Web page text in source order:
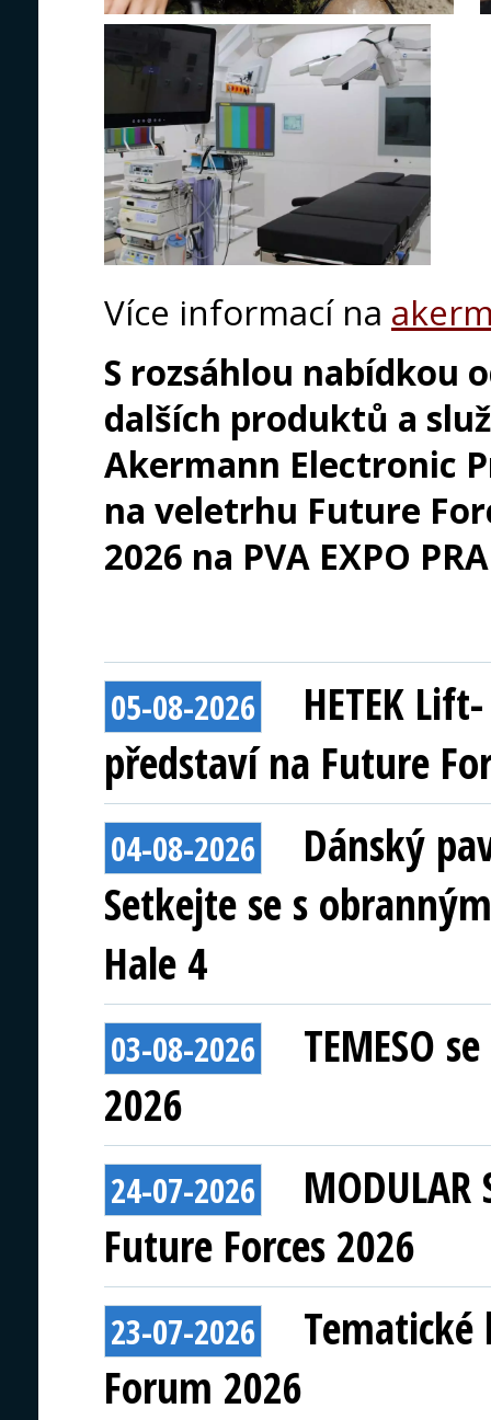
Více informací na
S rozsáhlou nabídkou
dalších produktů a
Akermann Electronic
na veletrhu Future
2026 na PVA EXPO
05-08-2026
HETEK
představí na Future
04-08-2026
Dánský
Setkejte se s
Hale 4
03-08-2026
TEMESO
2026
24-07-2026
Future Forces 2026
23-07-2026
Tematické
Forum 2026